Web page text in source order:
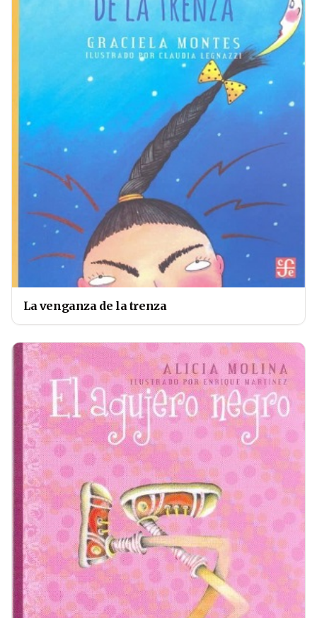
La venganza de la trenza